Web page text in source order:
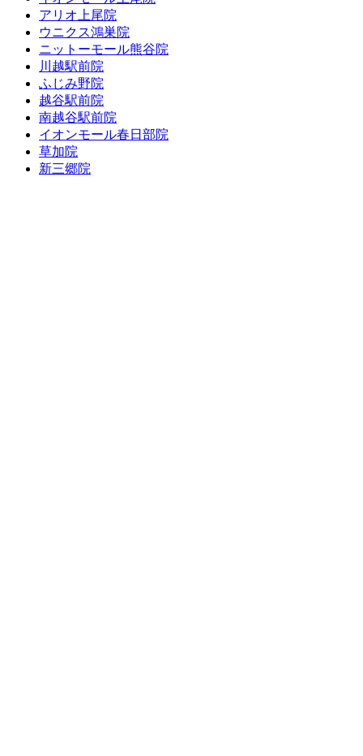
アリオ上尾院
ウニクス鴻巣院
ニットーモール熊谷院
川越駅前院
ふじみ野院
越谷駅前院
南越谷駅前院
イオンモール春日部院
草加院
新三郷院